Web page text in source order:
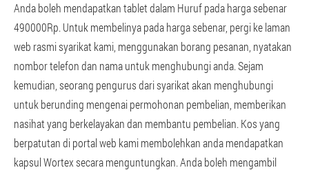
Anda boleh mendapatkan tablet dalam Huruf pada harga sebenar
490000Rp. Untuk membelinya pada harga sebenar, pergi ke laman
web rasmi syarikat kami, menggunakan borang pesanan, nyatakan
nombor telefon dan nama untuk menghubungi anda. Sejam
kemudian, seorang pengurus dari syarikat akan menghubungi
untuk berunding mengenai permohonan pembelian, memberikan
nasihat yang berkelayakan dan membantu pembelian. Kos yang
berpatutan di portal web kami membolehkan anda mendapatkan
kapsul Wortex secara menguntungkan. Anda boleh mengambil